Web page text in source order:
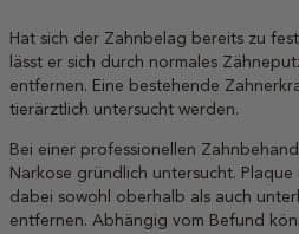
Hat sich der Zahnbelag bereits zu
lässt er sich durch normales
entfernen. Eine bestehende
tierärztlich untersucht werden.
Bei einer professionellen
Narkose gründlich untersucht. Plaque
dabei sowohl oberhalb als auch
entfernen. Abhängig vom Befund